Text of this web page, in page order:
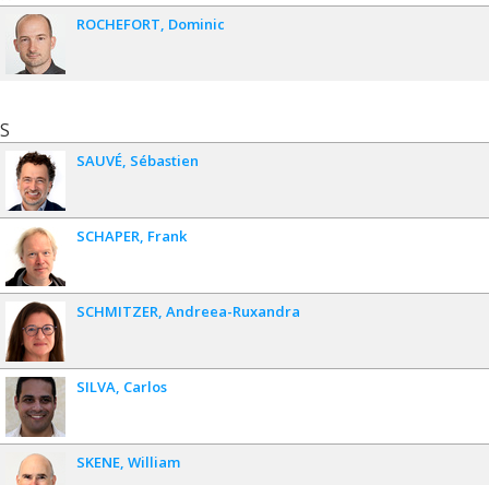
ROCHEFORT Dominic
S
SAUVÉ Sébastien
SCHAPER Frank
SCHMITZER Andreea-Ruxandra
SILVA Carlos
SKENE William